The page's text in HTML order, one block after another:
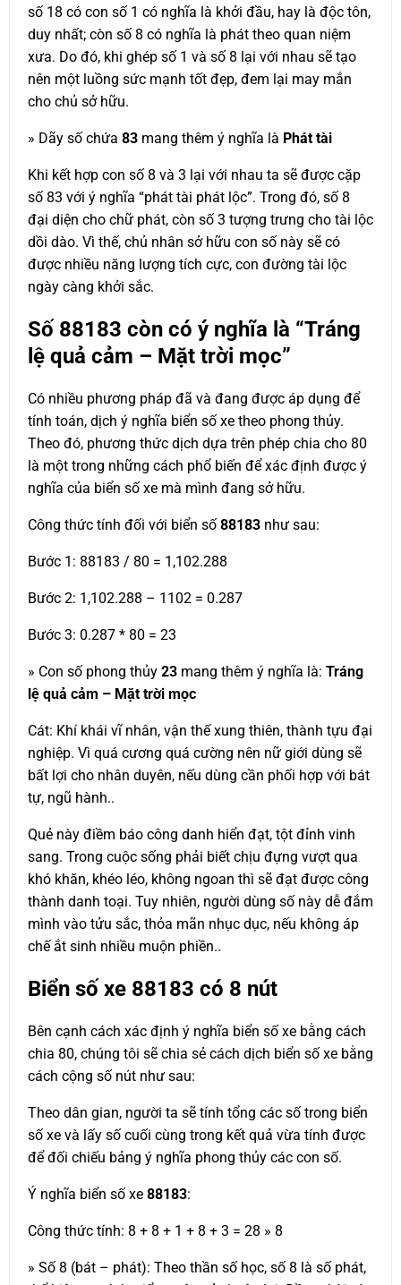
số 18 có con số 1 có nghĩa là khởi đầu, hay là độc tôn,
duy nhất; còn số 8 có nghĩa là phát theo quan niệm
xưa. Do đó, khi ghép số 1 và số 8 lại với nhau sẽ tạo
nên một luồng sức mạnh tốt đẹp, đem lại may mắn
cho chủ sở hữu.
» Dãy số chứa 83 mang thêm ý nghĩa là Phát tài
Khi kết hợp con số 8 và 3 lại với nhau ta sẽ được cặp
số 83 với ý nghĩa “phát tài phát lộc”. Trong đó, số 8
đại diện cho chữ phát, còn số 3 tượng trưng cho tài lộc
dồi dào. Vì thế, chủ nhân sở hữu con số này sẽ có
được nhiều năng lượng tích cực, con đường tài lộc
ngày càng khởi sắc.
Số 88183 còn có ý nghĩa là “Tráng
lệ quả cảm – Mặt trời mọc”
Có nhiều phương pháp đã và đang được áp dụng để
tính toán, dịch ý nghĩa biển số xe theo phong thủy.
Theo đó, phương thức dịch dựa trên phép chia cho 80
là một trong những cách phổ biến để xác định được ý
nghĩa của biển số xe mà mình đang sở hữu.
Công thức tính đối với biển số88183 như sau:
Bước 1: 88183 / 80 = 1,102.288
Bước 2: 1,102.288 – 1102 = 0.287
Bước 3: 0.287 * 80 = 23
» Con số phong thủy 23 mang thêm ý nghĩa là: Tráng
lệ quả cảm – Mặt trời mọc
Cát: Khí khái vĩ nhân, vận thế xung thiên, thành tựu đại
nghiệp. Vì quá cương quá cường nên nữ giới dùng sẽ
bất lợi cho nhân duyên, nếu dùng cần phối hợp với bát
tự, ngũ hành..
Quẻ này điềm báo công danh hiển đạt, tột đỉnh vinh
sang. Trong cuộc sống phải biết chịu đựng vượt qua
khó khăn, khéo léo, không ngoan thì sẽ đạt được công
thành danh toại. Tuy nhiên, người dùng số này dễ đắm
mình vào tửu sắc, thỏa mãn nhục dục, nếu không áp
chế ắt sinh nhiều muộn phiền..
Biển số xe 88183 có 8 nút
Bên cạnh cách xác định ý nghĩa biển số xe bằng cách
chia 80, chúng tôi sẽ chia sẻ cách dịch biển số xe bằng
cách cộng số nút như sau:
Theo dân gian, người ta sẽ tính tổng các số trong biển
số xe và lấy số cuối cùng trong kết quả vừa tính được
để đối chiếu bảng ý nghĩa phong thủy các con số.
Ý nghĩa biển số xe 88183:
Công thức tính: 8 + 8 + 1 + 8 + 3 = 28 » 8
» Số 8 (bát – phát): Theo thần số học, số 8 là số phát,